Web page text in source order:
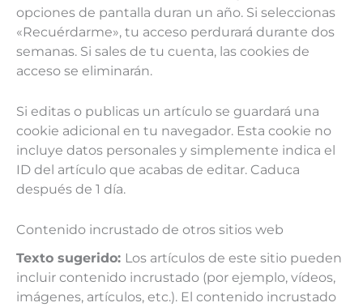
opciones de pantalla duran un año. Si seleccionas
«Recuérdarme», tu acceso perdurará durante dos
semanas. Si sales de tu cuenta, las cookies de
acceso se eliminarán.
Si editas o publicas un artículo se guardará una
cookie adicional en tu navegador. Esta cookie no
incluye datos personales y simplemente indica el
ID del artículo que acabas de editar. Caduca
después de 1 día.
Contenido incrustado de otros sitios web
Texto sugerido: Los artículos de este sitio pueden
incluir contenido incrustado (por ejemplo, vídeos,
imágenes, artículos, etc.). El contenido incrustado